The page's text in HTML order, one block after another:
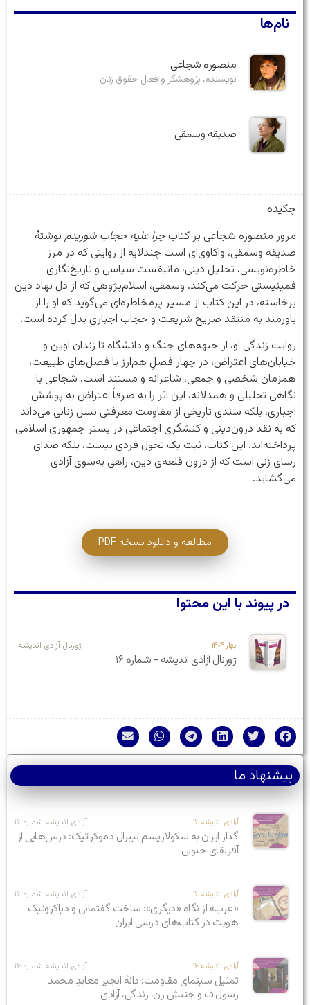
نام‌ها
منصوره شجاعی
نویسنده، پژوهشگر و فعال حقوق زنان
صدیقه وسمقی
چکیده
مرور منصوره شجاعی بر کتابچرا علیه حجاب شوریدم نوشتهٔ
صدیقه وسمقی، واکاوی‌ای است چندلایه از روایتی که در مرز
خاطره‌نویسی، تحلیل دینی، مانیفست سیاسی و تاریخ‌نگاری
فمینیستی حرکت می‌کند. وسمقی، اسلام‌پژوهی که از دل نهاد دین
برخاسته، در این کتاب از مسیر پرمخاطره‌ای می‌گوید که او را از
باورمند به منتقد صریح شریعت و حجاب اجباری بدل کرده است.
روایت زندگی او، از جبهه‌های جنگ و دانشگاه تا زندان اوین و
خیابان‌های اعتراض، در چهار فصلِ هم‌ارز با فصل‌های طبیعت،
همزمان شخصی و جمعی، شاعرانه و مستند است. شجاعی با
نگاهی تحلیلی و همدلانه، این اثر را نه صرفاً اعتراض به پوشش
اجباری، بلکه سندی تاریخی از مقاومت معرفتی نسل زنانی می‌داند
که به نقد درون‌دینی و کنشگری اجتماعی در بستر جمهوری اسلامی
پرداخته‌اند. این کتاب، ثبت یک تحول فردی نیست، بلکه صدای
رسای زنی‌ است که از درون قلعه‌ی دین، راهی به‌سوی آزادی
می‌گشاید.
مطالعه و دانلود نسخه PDF
در پیوند با این محتوا
بهار ۱۴۰۴ ژورنال آزادی اندیشه
ژورنال آزادی اندیشه - شماره ۱۶
پیشنهاد ما
آزادی اندیشه ۱۶ آزادی اندیشه شماره ۱۶
گذار ایران به سکولاریسم لیبرال دموکراتیک: درس‌هایی از
آفریقای جنوبی
آزادی اندیشه ۱۶ آزادی اندیشه شماره ۱۶
«غرب» از نگاه «دیگری»: ساخت گفتمانی و دیاکرونیک
هویت در کتاب‌های درسی ایران
آزادی اندیشه ۱۶ آزادی اندیشه شماره ۱۶
تمثیل سینمای مقاومت: دانهٔ انجیر معابدِ محمد
رسول‌اف و جنبش زن، زندگی، آزادی